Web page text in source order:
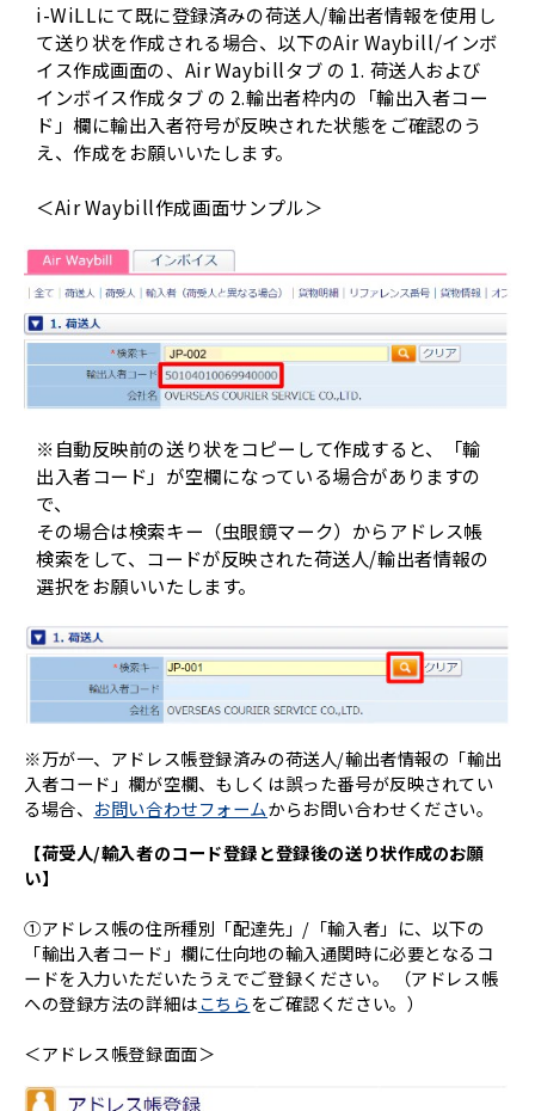
i-WiLLにて既に登録済みの荷送人/輸出者情報を使用し
て送り状を作成される場合、以下のAir Waybill/インボ
イス作成画面の、Air Waybillタブ の 1. 荷送人および
インボイス作成タブ の 2.輸出者枠内の「輸出入者コー
ド」欄に輸出入者符号が反映された状態をご確認のう
え、作成をお願いいたします。
＜Air Waybill作成画面サンプル＞
※自動反映前の送り状をコピーして作成すると、「輸
出入者コード」が空欄になっている場合がありますの
で、
その場合は検索キー（虫眼鏡マーク）からアドレス帳
検索をして、コードが反映された荷送人/輸出者情報の
選択をお願いいたします。
※万が一、アドレス帳登録済みの荷送人/輸出者情報の「輸出
入者コード」欄が空欄、もしくは誤った番号が反映されてい
る場合、 お問い合わせフォームからお問い合わせください。
【荷受人/輸入者のコード登録と登録後の送り状作成のお願
い】
①アドレス帳の住所種別「配達先」/「輸入者」に、以下の
「輸出入者コード」欄に仕向地の輸入通関時に必要となるコ
ードを入力いただいたうえでご登録ください。 （アドレス帳
への登録方法の詳細はこちらをご確認ください。）
＜アドレス帳登録面面＞